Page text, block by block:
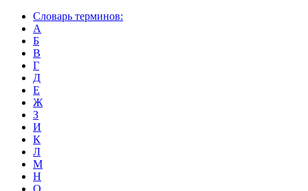
Словарь терминов:
А
Б
В
Г
Д
Е
Ж
З
И
К
Л
М
Н